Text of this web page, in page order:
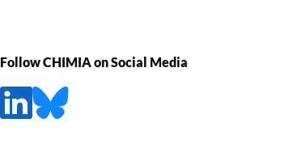
Follow CHIMIA on Social Media